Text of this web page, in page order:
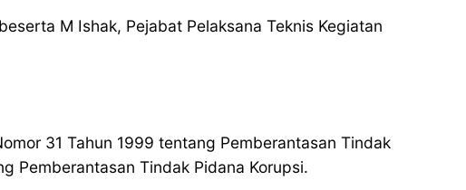
M Ishak, Pejabat Pelaksana Teknis Kegiatan
31 Tahun 1999 tentang Pemberantasan Tindak
Pemberantasan Tindak Pidana Korupsi.